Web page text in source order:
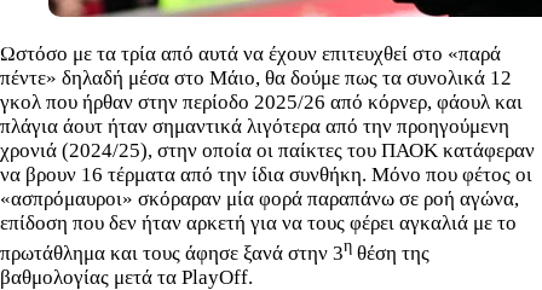
Ωστόσο με τα τρία από αυτά να έχουν επιτευχθεί στο «παρά
πέντε» δηλαδή μέσα στο Μάιο, θα δούμε πως τα συνολικά 12
γκολ που ήρθαν στην περίοδο 2025/26 από κόρνερ, φάουλ και
πλάγια άουτ ήταν σημαντικά λιγότερα από την προηγούμενη
χρονιά (2024/25), στην οποία οι παίκτες του ΠΑΟΚ κατάφεραν
να βρουν 16 τέρματα από την ίδια συνθήκη. Μόνο που φέτος οι
«ασπρόμαυροι» σκόραραν μία φορά παραπάνω σε ροή αγώνα,
επίδοση που δεν ήταν αρκετή για να τους φέρει αγκαλιά με το
πρωτάθλημα και τους άφησε ξανά στην 3η θέση της
βαθμολογίας μετά τα PlayOff.